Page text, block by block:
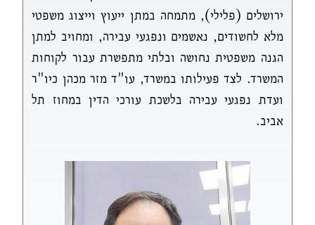
ירושלים (פלילי), מתמחה במתן ייעוץ וייצוג משפטי
מלא לחשודים, נאשמים ונפגעי עבירה, ומחויב למתן
הגנה משפטית נחושה ובלתי מתפשרת עבור לקוחות
המשרד. לצד פעילותו במשרד, עו"ד מזר מכהן כיו"ר
ועדת נפגעי עבירה בלשכת עורכי הדין במחוז תל
אביב.